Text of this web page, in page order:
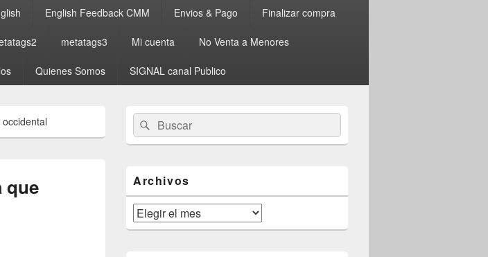
English Feedback CMM Envios & Pago Finalizar compra
metatags3 Mi cuenta No Venta a Menores
Quienes Somos SIGNAL canal Publico
que
área
de
widget
lateral
primaria
Buscar
por:
Buscar
Archivos
Archivos